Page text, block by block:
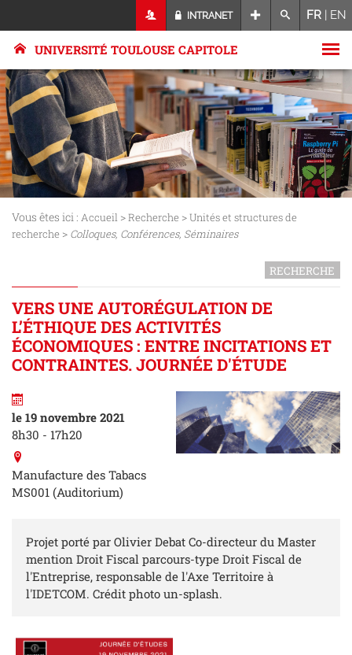
INTRANET FR | EN
UNIVERSITÉ TOULOUSE CAPITOLE
Vous êtes ici : Accueil >Recherche >Unités et structures de
recherche > Colloques, Conférences, Séminaires
RECHERCHE
VERS UNE AUTORÉGULATION DE
L’ÉTHIQUE DES ACTIVITÉS
ÉCONOMIQUES : ENTRE INCITATIONS ET
CONTRAINTES. JOURNÉE D'ÉTUDE
le 19 novembre 2021
8h30 - 17h20
Manufacture des Tabacs
MS001 (Auditorium)
Projet porté par Olivier Debat Co-directeur du Master
mention Droit Fiscal parcours-type Droit Fiscal de
l'Entreprise, responsable de l'Axe Territoire à
l'IDETCOM. Crédit photo un-splash.